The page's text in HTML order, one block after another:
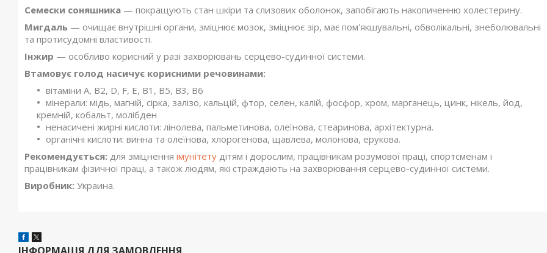
Семески соняшника — покращують стан шкіри та слизових оболонок, запобігають накопиченню холестерину.
Мигдаль — очищає внутрішні органи, зміцнює мозок, зміцнює зір, має пом'якшувальні, обволікальні, знеболювальні
та протисудомні властивості.
Інжир — особливо корисний у разі захворювань серцево-судинної системи.
Втамовує голод насичує корисними речовинами:
вітаміни А, В2, D, F, Е, В1, В5, В3, В6
мінерали: мідь, магній, сірка, залізо, кальцій, фтор, селен, калій, фосфор, хром, марганець, цинк, нікель, йод,
кремній, кобальт, молібден
ненасичені жирні кислоти: лінолева, пальметинова, олеїнова, стеаринова, архітектурна.
органічні кислоти: винна та олеїнова, хлорогенова, щавлева, молонова, ерукова.
Рекомендується: для зміцнення імунітету дітям і дорослим, працівникам розумової праці, спортсменам і
працівникам фізичної праці, а також людям, які страждають на захворювання серцево-судинної системи.
Виробник: Украина.